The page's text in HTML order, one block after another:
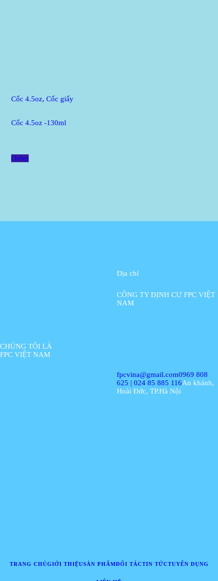
Cốc 4.5oz, Cốc giấy
Cốc 4.5oz -130ml
Order
CHÚNG TÔI LÀ
FPC VIỆT NAM
Địa chỉ
CÔNG TY ĐỊNH CƯ FPC VIỆT
NAM
fpcvina@gmail.com0969 808
625 | 024 85 885 116An khánh,
Hoài Đức, TP.Hà Nội
TRANG CHỦGIỚI THIỆUSẢN PHẨMĐỐI TÁCTIN TỨCTUYỂN DỤNG